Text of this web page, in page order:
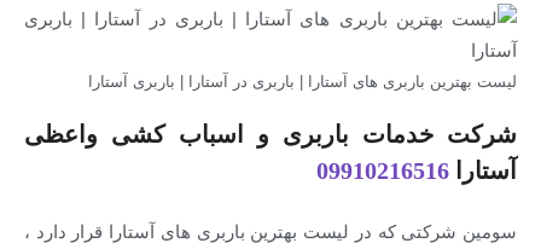
لیست بهترین باربری های آستارا | باربری در آستارا | باربری آستارا
شرکت خدمات باربری و اسباب کشی واعظی
آستارا 09910216516
سومین شرکتی که در لیست بهترین باربری های آستارا قرار دارد ،